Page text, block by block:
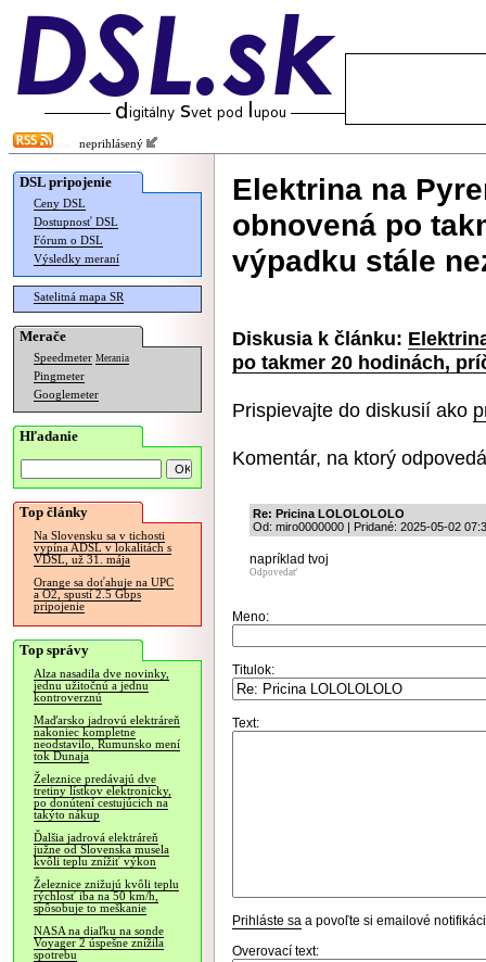
neprihlásený
DSL pripojenie
Ceny DSL
Dostupnosť DSL
Fórum o DSL
Výsledky meraní
Satelitná mapa SR
Merače
Speedmeter Merania
Pingmeter
Googlemeter
Hľadanie
Top články
Na Slovensku sa v tichosti
vypína ADSL v lokalitách s
VDSL, už 31. mája
Orange sa doťahuje na UPC
a O2, spustí 2.5 Gbps
pripojenie
Top správy
Alza nasadila dve novinky,
jednu užitočnú a jednu
kontroverznú
Maďarsko jadrovú elektráreň
nakoniec kompletne
neodstavilo, Rumunsko mení
tok Dunaja
Železnice predávajú dve
tretiny lístkov elektronicky,
po donútení cestujúcich na
takýto nákup
Ďalšia jadrová elektráreň
južne od Slovenska musela
kvôli teplu znížiť výkon
Železnice znižujú kvôli teplu
rýchlosť iba na 50 km/h,
spôsobuje to meškanie
NASA na diaľku na sonde
Voyager 2 úspešne znížila
spotrebu
Elektrina na
obnovená po
výpadku stále
Diskusia k článku:
po takmer 20 hodinách,
Prispievajte do diskusií ako
Komentár, na ktorý
Re: Pricina LOLOLOLOLO
Od: miro0000000 | Pridané: 2025-05-02
napríklad tvoj
Odpovedať
Meno:
Titulok:
Text:
Prihláste sa a povoľte si emailové
Overovací text: